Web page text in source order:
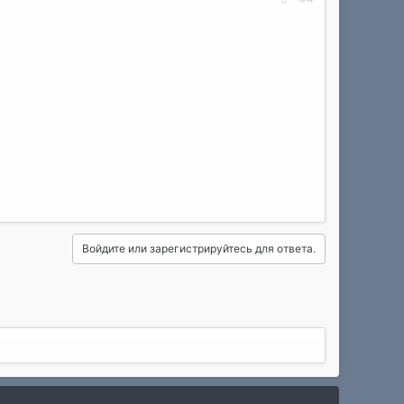
Войдите или зарегистрируйтесь для ответа.